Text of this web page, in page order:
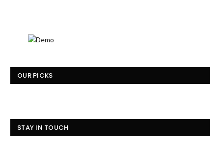
OUR PICKS
STAY IN TOUCH